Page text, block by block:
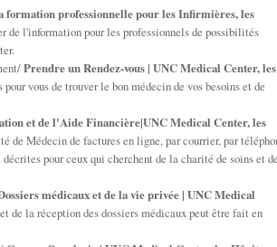
formation professionnelle pour les Infirmières, les
de l'information pour les professionnels de possibilités
Prendre un Rendez-vous | UNC Medical Center, les
vous de trouver le bon médecin de vos besoins et de
et de l'Aide Financière|UNC Medical Center, les
de Médecin de factures en ligne, par courrier, par
pour ceux qui cherchent de la charité de soins et de
médicaux et de la vie privée | UNC Medical
de la réception des dossiers médicaux peut être fait en